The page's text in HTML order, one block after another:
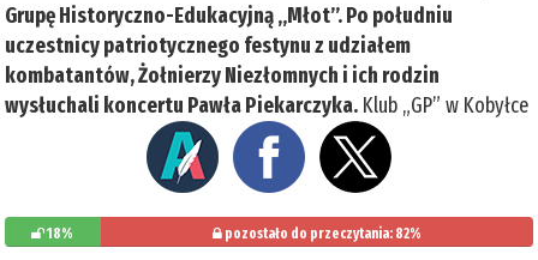
Grupę Historyczno-Edukacyjną „Młot”. Po południu
uczestnicy patriotycznego festynu z udziałem
kombatantów, Żołnierzy Niezłomnych i ich rodzin
wysłuchali koncertu Pawła Piekarczyka. Klub „GP” w Kobyłce
18% pozostało do przeczytania: 82%